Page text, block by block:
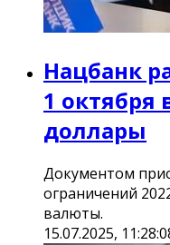
Нацбанк
1 октября
доллары
Документом
ограничений
валюты.
15.07.2025,